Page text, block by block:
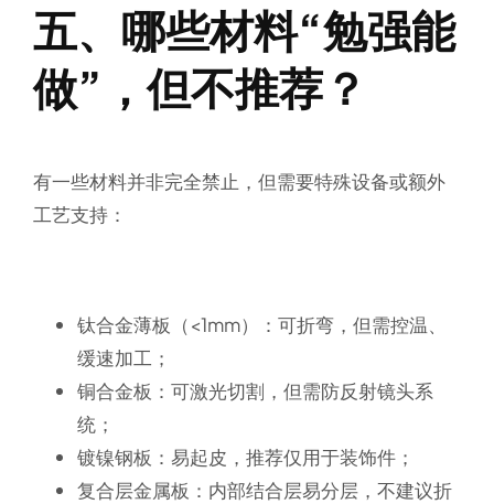
五、哪些材料“勉强能
做”，但不推荐？
有一些材料并非完全禁止，但需要特殊设备或额外
工艺支持：
钛合金薄板（<1mm）
：可折弯，但需控温、
缓速加工；
铜合金板 ：可激光切割，但需防反射镜头系
统；
镀镍钢板 ：易起皮，推荐仅用于装饰件；
复合层金属板 ：内部结合层易分层，不建议折